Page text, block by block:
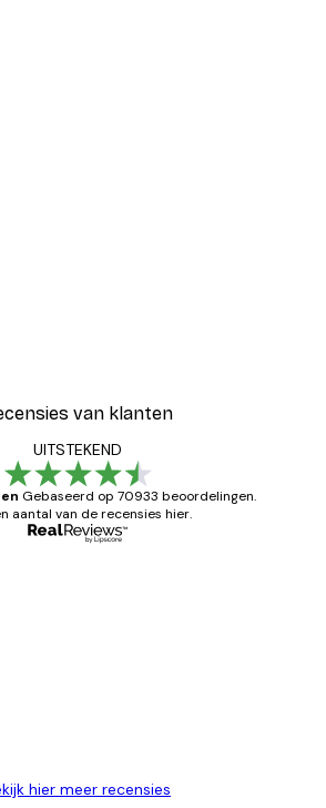
van klanten
UITSTEKEND
Gebaseerd op 70933 beoordelingen.
aantal van de recensies hier.
hier meer recensies